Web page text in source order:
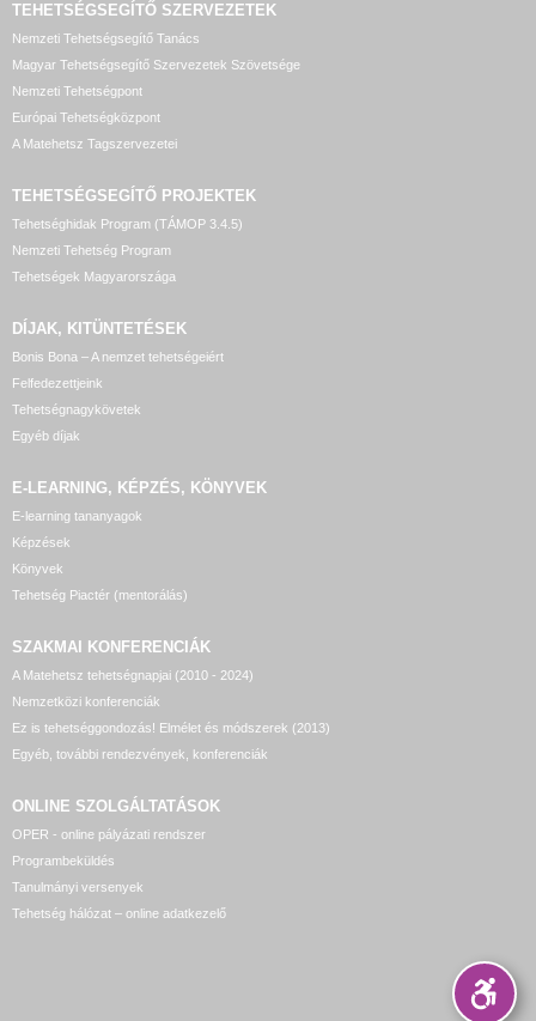
TEHETSÉGSEGÍTŐ SZERVEZETEK
Nemzeti Tehetségsegítő Tanács
Magyar Tehetségsegítő Szervezetek Szövetsége
Nemzeti Tehetségpont
Európai Tehetségközpont
A Matehetsz Tagszervezetei
TEHETSÉGSEGÍTŐ PROJEKTEK
Tehetséghidak Program (TÁMOP 3.4.5)
Nemzeti Tehetség Program
Tehetségek Magyarországa
DÍJAK, KITÜNTETÉSEK
Bonis Bona – A nemzet tehetségeiért
Felfedezettjeink
Tehetségnagykövetek
Egyéb díjak
E-LEARNING, KÉPZÉS, KÖNYVEK
E-learning tananyagok
Képzések
Könyvek
Tehetség Piactér (mentorálás)
SZAKMAI KONFERENCIÁK
A Matehetsz tehetségnapjai (2010 - 2024)
Nemzetközi konferenciák
Ez is tehetséggondozás! Elmélet és módszerek (2013)
Egyéb, további rendezvények, konferenciák
ONLINE SZOLGÁLTATÁSOK
OPER - online pályázati rendszer
Programbeküldés
Tanulmányi versenyek
Tehetség hálózat – online adatkezelő